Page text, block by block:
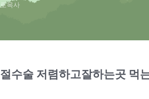
목사
수술 저렴하고잘하는곳 먹